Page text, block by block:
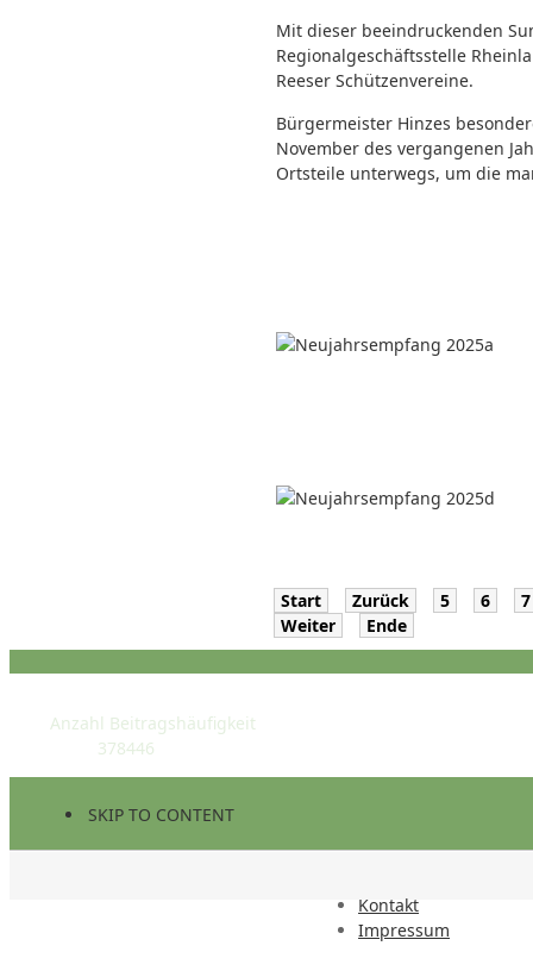
Mit dieser beeindruckenden
Regionalgeschäftsstelle
Reeser Schützenvereine.
Bürgermeister Hinzes
November des vergangenen
Ortsteile unterwegs, um die
Start Zurück 5 6
7
Weiter
Ende
STATISTIK
Anzahl Beitragshäufigkeit
378446
SKIP TO CONTENT
Kontakt
Impressum